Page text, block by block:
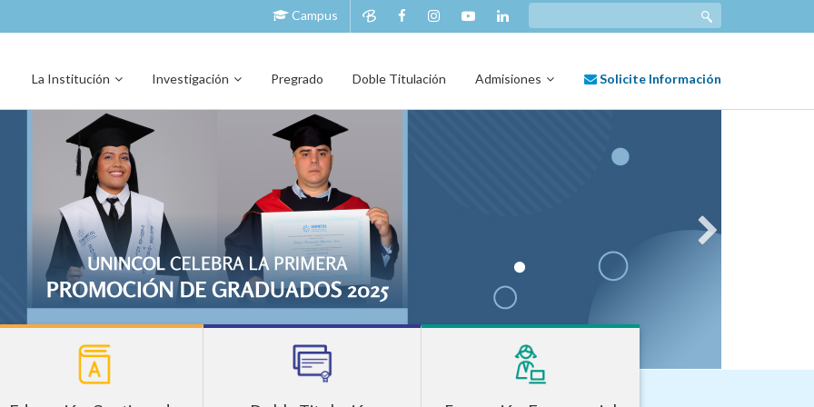
Campus
Solicite Información
La Institución
Investigación Pregrado Doble Titulación Admisiones